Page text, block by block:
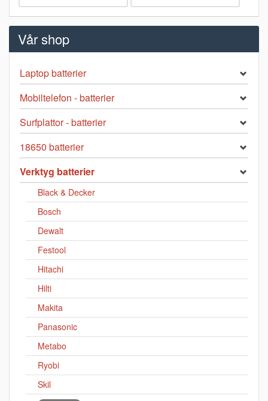
Vår shop
Laptop batterier
Mobiltelefon - batterier
Surfplattor - batterier
18650 batterier
Verktyg batterier
Black & Decker
Bosch
Dewalt
Festool
Hitachi
Hilti
Makita
Panasonic
Metabo
Ryobi
Skil